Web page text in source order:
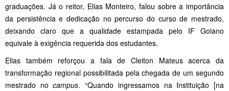
graduações. Já o reitor, Elias Monteiro, falou sobre a importância
da persistência e dedicação no percurso do curso de mestrado,
deixando claro que a qualidade estampada pelo IF Goiano
equivale à exigência requerida dos estudantes.
Elias também reforçou a fala de Cleiton Mateus acerca da
transformação regional possibilitada pela chegada de um segundo
mestrado nocampus. “Quando ingressamos na Instituição [na